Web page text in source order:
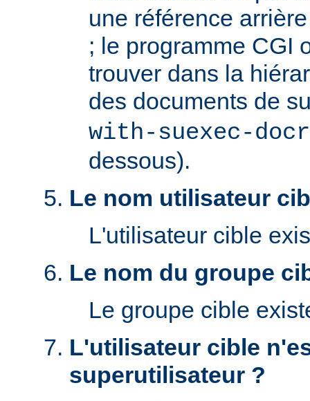
une référence
; le programme CGI
trouver dans la
des documents de
with-suexec-
dessous).
Le nom utilisateur
L'utilisateur cible
Le nom du groupe
Le groupe cible
L'utilisateur cible
superutilisateur ?